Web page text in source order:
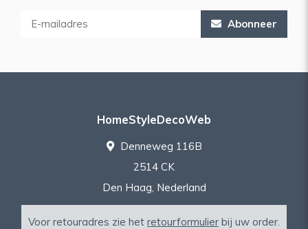
Abonneer
HomeStyleDecoWeb
Denneweg 116B
2514 CK
Den Haag, Nederland
Voor retouradres zie het retourformulier bij uw order.